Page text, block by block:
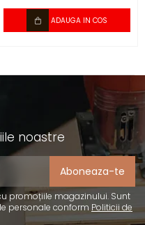
ADAUGA IN COS
noastre
promoțiile magazinului. Sunt
personale conform Politicii de